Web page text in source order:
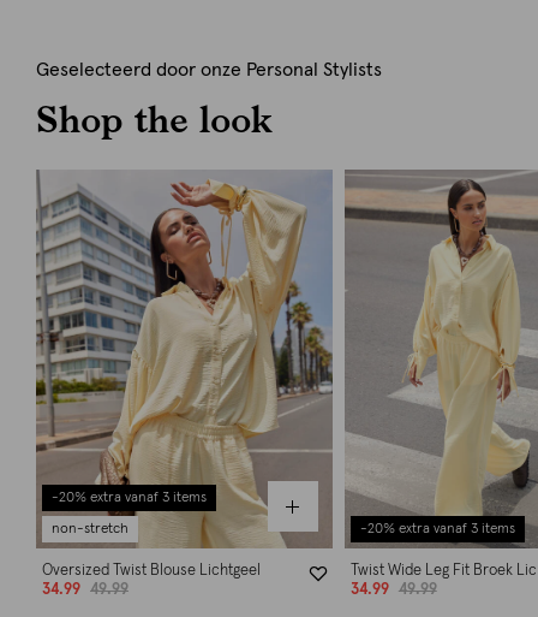
Geselecteerd door onze Personal Stylists
Shop the look
-20% extra vanaf 3 items
non-stretch
Oversized Twist Blouse Lichtgeel
34.99
49.99
-20% extra vanaf 3 items
Twist Wide Leg Fit Broek
34.99
49.99